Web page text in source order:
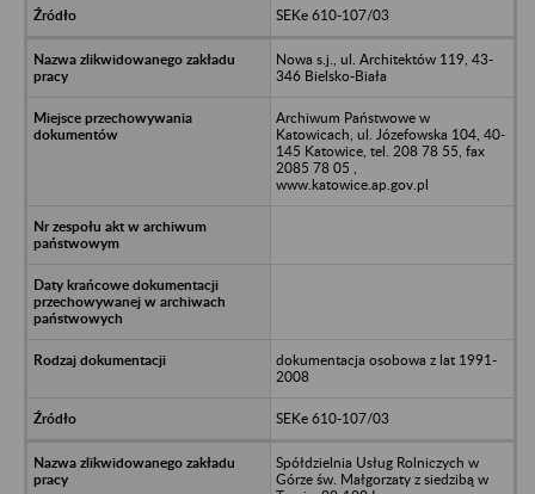
SEKe 610-107/03
Nowa s.j., ul. Architektów 119, 43-
346 Bielsko-Biała
Archiwum Państwowe w
Katowicach, ul. Józefowska 104, 40-
145 Katowice, tel. 208 78 55, fax
2085 78 05 ,
www.katowice.ap.gov.pl
dokumentacja osobowa z lat 1991-
2008
SEKe 610-107/03
Spółdzielnia Usług Rolniczych w
Górze św. Małgorzaty z siedzibą w